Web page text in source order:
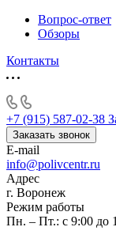
Вопрос-ответ
Обзоры
Контакты
+7 (915) 587-02-38
Заказать звонок
E-mail
info@polivcentr.ru
Адрес
г. Воронеж
Режим работы
Пн. – Пт.: с 9:00 до